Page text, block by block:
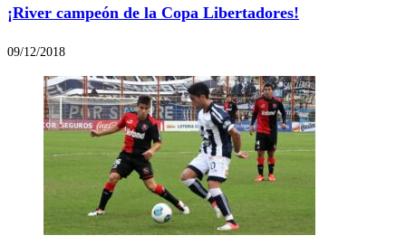
¡River campeón de la Copa Libertadores!
09/12/2018